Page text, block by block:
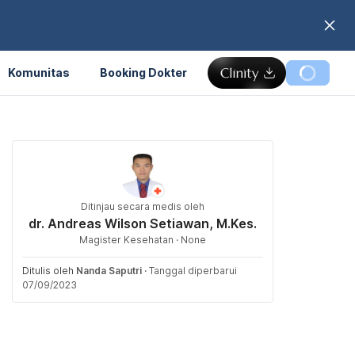
Komunitas Booking Dokter
Ditinjau secara medis oleh
dr. Andreas Wilson Setiawan, M.Kes.
Magister Kesehatan · None
Ditulis oleh Nanda Saputri · Tanggal diperbarui
07/09/2023